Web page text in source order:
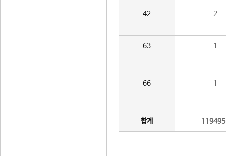
42 2
63 1
66 1
합계